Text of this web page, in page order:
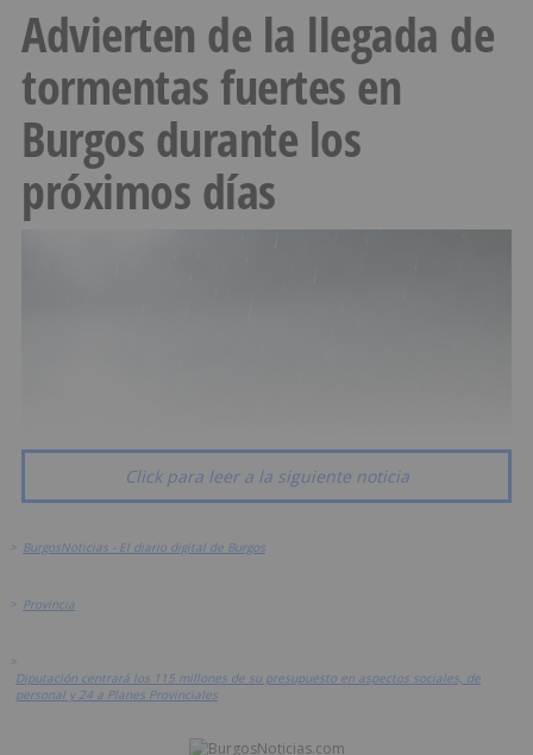
Advierten de la llegada de
tormentas fuertes en
Burgos durante los
próximos días
Click para leer a la siguiente noticia
> BurgosNoticias - El diario digital de Burgos
> Provincia
>
Diputación centrará los 115 millones de su presupuesto en aspectos sociales, de
personal y 24 a Planes Provinciales